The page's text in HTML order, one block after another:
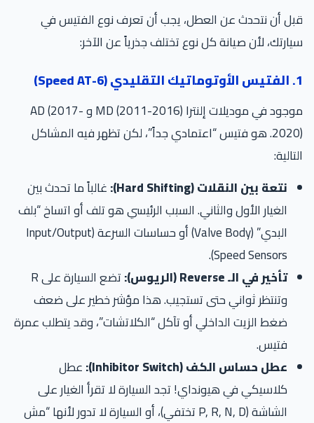
قبل أن نتحدث عن العطل، يجب أن تعرف نوع الفتيس في
سيارتك، لأن صيانة كل نوع تختلف جذرياً عن الآخر:
1. الفتيس الأوتوماتيك التقليدي (6-Speed AT)
موجود في موديلات إلنترا MD (2011-2016) و AD (2017-
2020). هو فتيس “اعتمادي جداً”، لكن تظهر فيه المشاكل
التالية:
نتعة بين النقلات (Hard Shifting):
غالباً ما تحدث بين
الغيار الأول والثاني. السبب الرئيسي هو تلف أو اتساخ “بلف
البدي” (Valve Body) أو حساسات السرعة (Input/Output
Speed Sensors).
تأخير في الـ Reverse (الريوس):
تضع السيارة على R
وتنتظر ثواني حتى تستجيب. هذا مؤشر خطير على ضعف
ضغط الزيت الداخلي أو تآكل “الكلاتشات”، وقد يتطلب عمرة
فتيس.
عطل حساس الكف (Inhibitor Switch):
عطل
كلاسيكي في هيونداي! تجد السيارة لا تقرأ الغيار على
الشاشة (P, R, N, D تختفي)، أو السيارة لا تدور لأنها “مش